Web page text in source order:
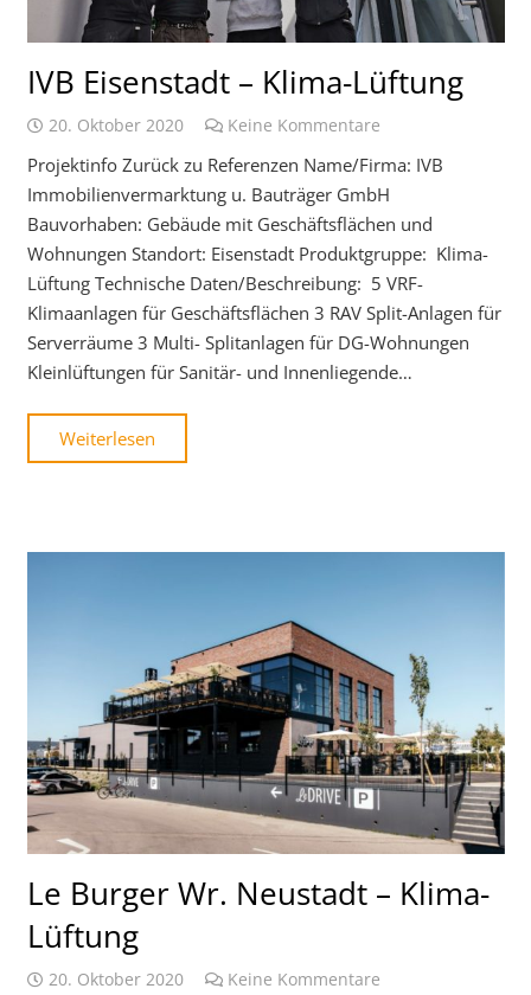
IVB Eisenstadt – Klima-Lüftung
20. Oktober 2020 Keine Kommentare
Projektinfo Zurück zu Referenzen Name/Firma: IVB
Immobilienvermarktung u. Bauträger GmbH
Bauvorhaben: Gebäude mit Geschäftsflächen und
Wohnungen Standort: Eisenstadt Produktgruppe: Klima-
Lüftung Technische Daten/Beschreibung: 5 VRF-
Klimaanlagen für Geschäftsflächen 3 RAV Split-Anlagen für
Serverräume 3 Multi- Splitanlagen für DG-Wohnungen
Kleinlüftungen für Sanitär- und Innenliegende…
Weiterlesen
Le Burger Wr. Neustadt – Klima-
Lüftung
20. Oktober 2020 Keine Kommentare